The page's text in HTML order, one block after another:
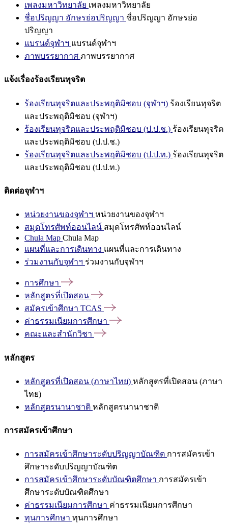
เพลงมหาวิทยาลัย เพลงมหาวิทยาลัย
ชื่อปริญญา อักษรย่อปริญญา ชื่อปริญญา อักษรย่อ
ปริญญา
แบรนด์จุฬาฯ แบรนด์จุฬาฯ
ภาพบรรยากาศ ภาพบรรยากาศ
แจ้งเรื่องร้องเรียนทุจริต
ร้องเรียนทุจริตและประพฤติมิชอบ (จุฬาฯ) ร้องเรียนทุจริต
และประพฤติมิชอบ (จุฬาฯ)
ร้องเรียนทุจริตและประพฤติมิชอบ (ป.ป.ช.) ร้องเรียนทุจริต
และประพฤติมิชอบ (ป.ป.ช.)
ร้องเรียนทุจริตและประพฤติมิชอบ (ป.ป.ท.) ร้องเรียนทุจริต
และประพฤติมิชอบ (ป.ป.ท.)
ติดต่อจุฬาฯ
หน่วยงานของจุฬาฯ หน่วยงานของจุฬาฯ
สมุดโทรศัพท์ออนไลน์ สมุดโทรศัพท์ออนไลน์
Chula Map Chula Map
แผนที่และการเดินทาง แผนที่และการเดินทาง
ร่วมงานกับจุฬาฯ ร่วมงานกับจุฬาฯ
การศึกษา
หลักสูตรที่เปิดสอน
สมัครเข้าศึกษา TCAS
ค่าธรรมเนียมการศึกษา
คณะและสำนักวิชา
หลักสูตร
หลักสูตรที่เปิดสอน (ภาษาไทย) หลักสูตรที่เปิดสอน (ภาษา
ไทย)
หลักสูตรนานาชาติ หลักสูตรนานาชาติ
การสมัครเข้าศึกษา
การสมัครเข้าศึกษาระดับปริญญาบัณฑิต การสมัครเข้า
ศึกษาระดับปริญญาบัณฑิต
การสมัครเข้าศึกษาระดับบัณฑิตศึกษา การสมัครเข้า
ศึกษาระดับบัณฑิตศึกษา
ค่าธรรมเนียมการศึกษา ค่าธรรมเนียมการศึกษา
ทุนการศึกษา ทุนการศึกษา